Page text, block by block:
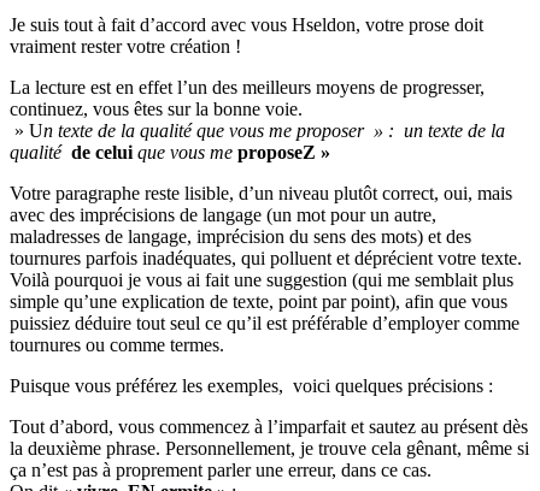
Je suis tout à fait d’accord avec vous Hseldon, votre prose doit
vraiment rester votre création !
La lecture est en effet l’un des meilleurs moyens de progresser,
continuez, vous êtes sur la bonne voie.
» Un texte de la qualité que vous me proposer » : un texte de la
qualité de celui que vous me proposeZ »
Votre paragraphe reste lisible, d’un niveau plutôt correct, oui, mais
avec des imprécisions de langage (un mot pour un autre,
maladresses de langage, imprécision du sens des mots) et des
tournures parfois inadéquates, qui polluent et déprécient votre texte.
Voilà pourquoi je vous ai fait une suggestion (qui me semblait plus
simple qu’une explication de texte, point par point), afin que vous
puissiez déduire tout seul ce qu’il est préférable d’employer comme
tournures ou comme termes.
Puisque vous préférez les exemples, voici quelques précisions :
Tout d’abord, vous commencez à l’imparfait et sautez au présent dès
la deuxième phrase. Personnellement, je trouve cela gênant, même si
ça n’est pas à proprement parler une erreur, dans ce cas.